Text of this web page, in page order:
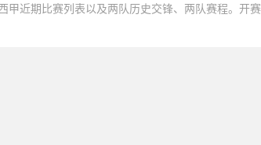
甲近期比赛列表以及两队历史交锋、两队赛程。开赛